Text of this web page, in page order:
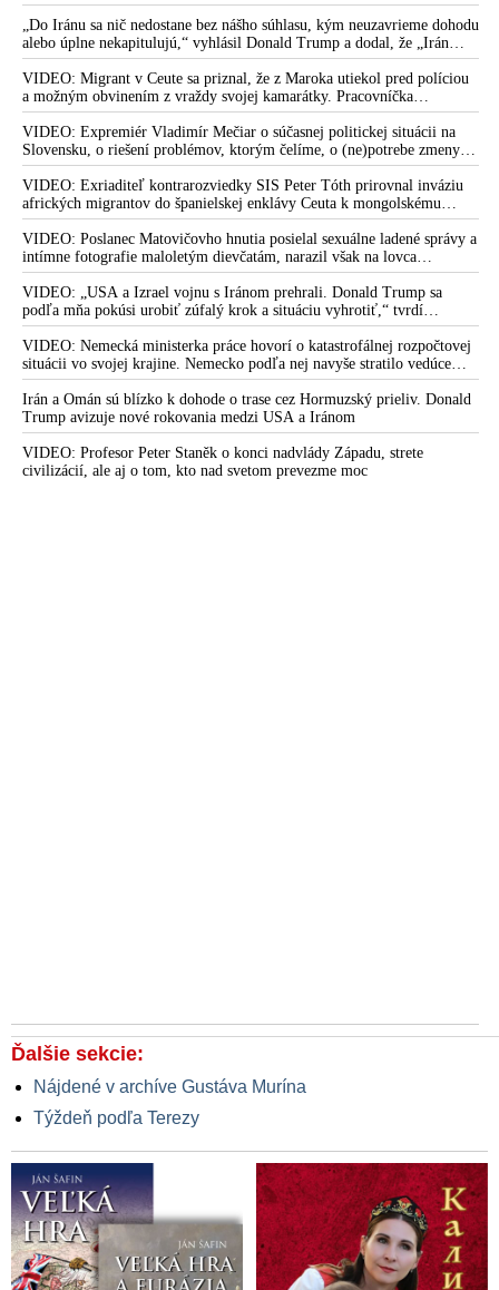
„Do Iránu sa nič nedostane bez nášho súhlasu, kým neuzavrieme dohodu
alebo úplne nekapitulujú,“ vyhlásil Donald Trump a dodal, že „Irán
nikdy nebude mať jadrovú zbraň!“
VIDEO: Migrant v Ceute sa priznal, že z Maroka utiekol pred políciou
a možným obvinením z vraždy svojej kamarátky. Pracovníčka
migračného centra v Ceute medzitým potvrdila, že väčšina utečencov v
meste pochádza zo subsaharskej Afriky, ale taktiež z Bangladéša a
Jemenu
VIDEO: Expremiér Vladimír Mečiar o súčasnej politickej situácii na
Slovensku, o riešení problémov, ktorým čelíme, o (ne)potrebe zmeny
volebného systému, ale aj o meniacom sa svetovom poriadku a
postavení našej vlasti v ňom
VIDEO: Exriaditeľ kontrarozviedky SIS Peter Tóth prirovnal inváziu
afrických migrantov do španielskej enklávy Ceuta k mongolskému
vpádu do strednej Európy, ku ktorému došlo v 13. storočí
VIDEO: Poslanec Matovičovho hnutia posielal sexuálne ladené správy a
intímne fotografie maloletým dievčatám, narazil však na lovca
pedofilov
VIDEO: „USA a Izrael vojnu s Iránom prehrali. Donald Trump sa
podľa mňa pokúsi urobiť zúfalý krok a situáciu vyhrotiť,“ tvrdí
americký armádny plukovník vo výslužbe Douglas Macgregor
VIDEO: Nemecká ministerka práce hovorí o katastrofálnej rozpočtovej
situácii vo svojej krajine. Nemecko podľa nej navyše stratilo vedúce
postavenie v mnohých technologických oblastiach
Irán a Omán sú blízko k dohode o trase cez Hormuzský prieliv. Donald
Trump avizuje nové rokovania medzi USA a Iránom
VIDEO: Profesor Peter Staněk o konci nadvlády Západu, strete
civilizácií, ale aj o tom, kto nad svetom prevezme moc
Ďalšie sekcie:
Nájdené v archíve Gustáva Murína
Týždeň podľa Terezy